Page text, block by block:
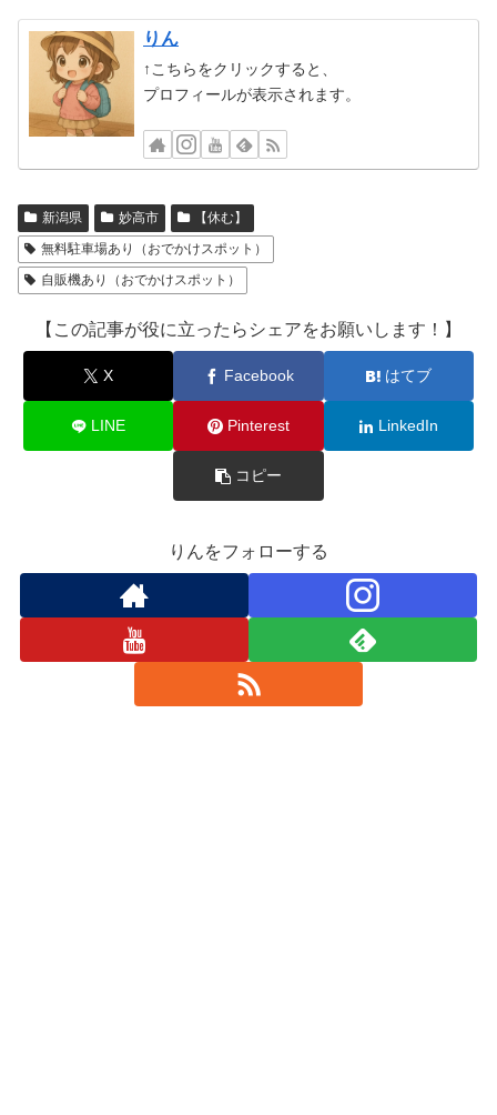
りん
↑こちらをクリックすると、
プロフィールが表示されます。
新潟県 妙高市
【休む】
無料駐車場あり（おでかけスポット）
自販機あり（おでかけスポット）
【この記事が役に立ったらシェアをお願いします！】
X Facebook はてブ
LINE Pinterest LinkedIn
コピー
りんをフォローする